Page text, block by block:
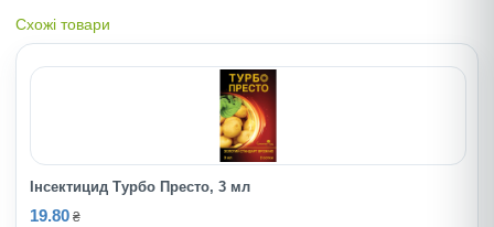
Схожі товари
Інсектицид Турбо Престо, 3 мл
19.80 ₴